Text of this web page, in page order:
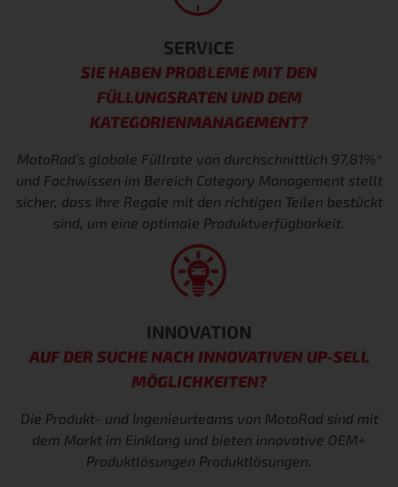
SERVICE
SIE HABEN PROBLEME MIT DEN
FÜLLUNGSRATEN UND DEM
KATEGORIENMANAGEMENT?
MotoRad’s globale Füllrate von durchschnittlich 97,81%*
und Fachwissen im Bereich Category Management stellt
sicher, dass Ihre Regale mit den richtigen Teilen bestückt
sind, um eine optimale Produktverfügbarkeit.
INNOVATION
AUF DER SUCHE NACH INNOVATIVEN UP-SELL
MÖGLICHKEITEN?
Die Produkt- und Ingenieurteams von MotoRad sind mit
dem Markt im Einklang und bieten innovative OEM+
Produktlösungen Produktlösungen.